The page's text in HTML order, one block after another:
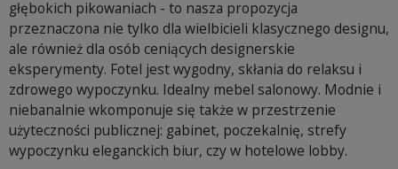
głębokich pikowaniach - to nasza propozycja
przeznaczona nie tylko dla wielbicieli klasycznego designu,
ale również dla osób ceniących designerskie
eksperymenty. Fotel jest wygodny, skłania do relaksu i
zdrowego wypoczynku. Idealny mebel salonowy. Modnie i
niebanalnie wkomponuje się także w przestrzenie
użyteczności publicznej: gabinet, poczekalnię, strefy
wypoczynku eleganckich biur, czy w hotelowe lobby.